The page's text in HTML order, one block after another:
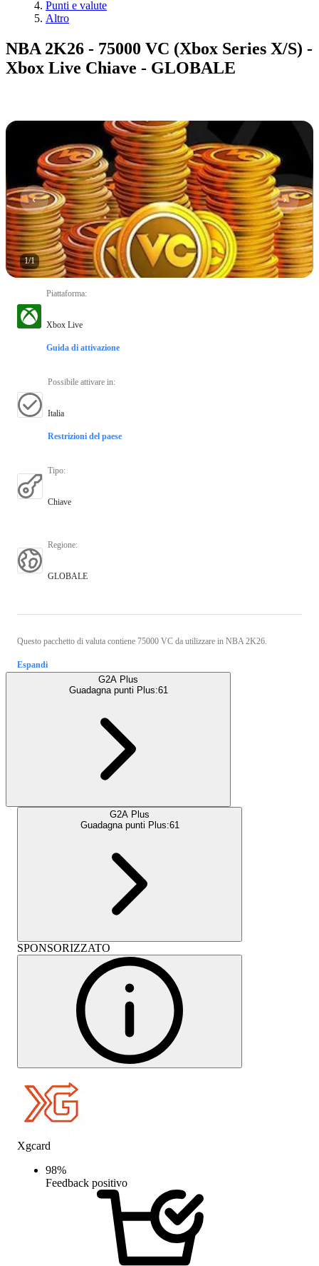
Punti e valute
Altro
NBA 2K26 - 75000 VC (Xbox Series X/S) -
Xbox Live Chiave - GLOBALE
1/1
Piattaforma:
Xbox Live
Guida di attivazione
Possibile attivare in:
Italia
Restrizioni del paese
Tipo:
Chiave
Regione:
GLOBALE
Questo pacchetto di valuta contiene 75000 VC da utilizzare in NBA 2K26.
Espandi
G2A Plus
Guadagna punti Plus:61
G2A Plus
Guadagna punti Plus:61
SPONSORIZZATO
Xgcard
98%
Feedback positivo